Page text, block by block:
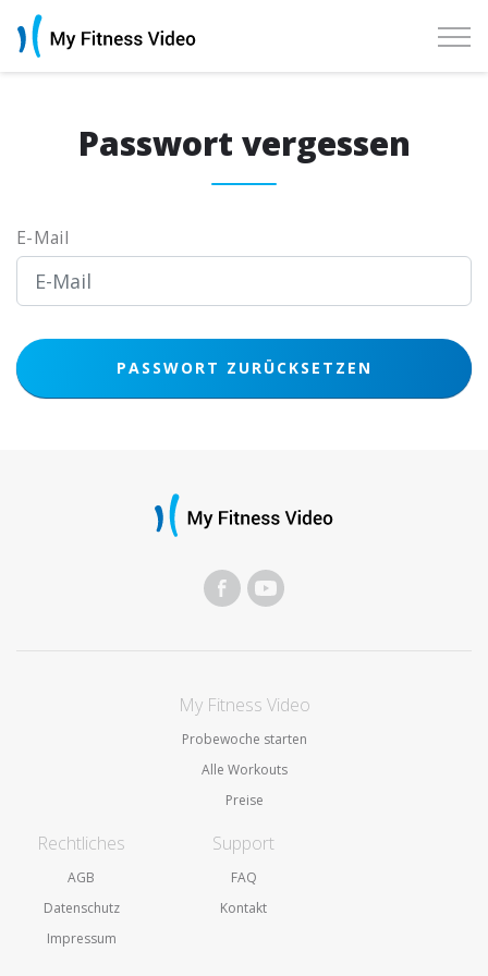
Passwort vergessen
E-Mail
PASSWORT ZURÜCKSETZEN
My Fitness Video
Probewoche starten
Alle Workouts
Preise
Rechtliches
AGB
Datenschutz
Impressum
Support
FAQ
Kontakt